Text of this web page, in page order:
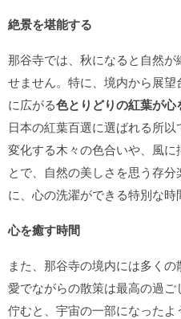
絶景を堪能する
那谷寺では、秋になると自然
せません。特に、境内から展
に広がる色とりどりの紅葉が心
日本の紅葉百選に選ばれる所
変化する木々の色合いや、風
とで、自然の美しさを思う存
に、心の洗濯ができる特別な時
心を癒す時間
また、那谷寺の境内には多く
愛でながらの散策は最高の過
佇むと、宇宙の一部になった